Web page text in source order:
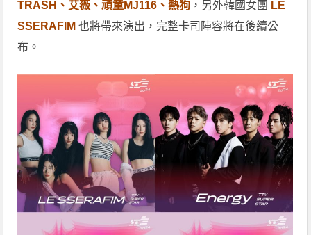
TRASH、艾薇、頑童MJ116、熱狗 ，另外韓國女團 LE
SSERAFIM 也將帶來演出，完整卡司陣容將在後續公
布。